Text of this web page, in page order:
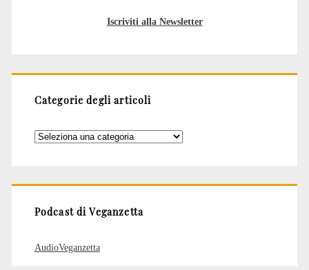
Iscriviti alla Newsletter
Categorie degli articoli
Categorie
Podcast di Veganzetta
AudioVeganzetta